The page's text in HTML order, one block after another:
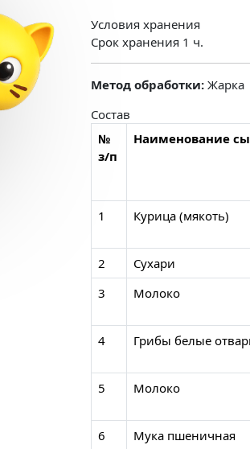
Условия хранения
Срок хранения 1 ч.
Метод обработки: Жарка
Состав
№
з/п
Наименование
1
Курица (мякоть)
2 Сухари
3
Молоко
4 Грибы белые
5 Молоко
6 Мука пшеничная